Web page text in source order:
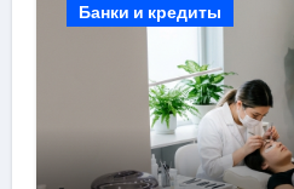
Банки и кредиты